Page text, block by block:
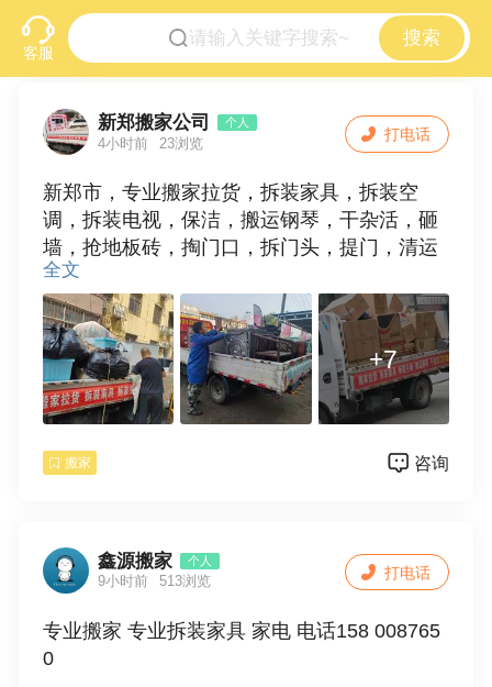
客服
搜索
新郑搬家公司 个人
4小时前 23浏览
新郑市，专业搬家拉货，拆装家具，拆装空
调，拆装电视，保洁，搬运钢琴，干杂活，砸
墙，抢地板砖，掏门口，拆门头，提门，清运
垃圾，欢迎使用。15538109881
全文
+7
打电话
搬家 咨询
鑫源搬家 个人
9小时前 513浏览
专业搬家 专业拆装家具 家电 电话158 008765
0
打电话